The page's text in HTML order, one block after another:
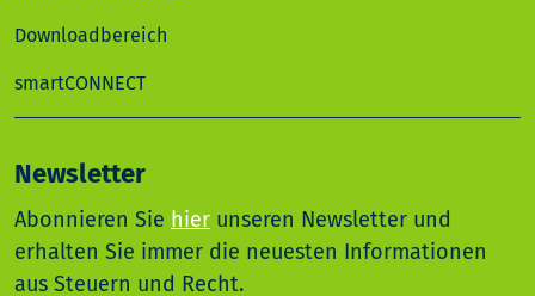
Downloadbereich
smartCONNECT
Newsletter
Abonnieren Sie hier unseren Newsletter und
erhalten Sie immer die neuesten Informationen
aus Steuern und Recht.